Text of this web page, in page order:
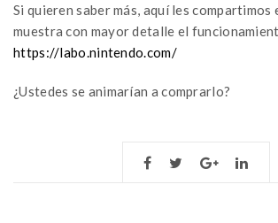
Si quieren saber más, aquí les compartimos
muestra con mayor detalle el
https://labo.nintendo.com/
¿Ustedes se animarían a comprarlo?